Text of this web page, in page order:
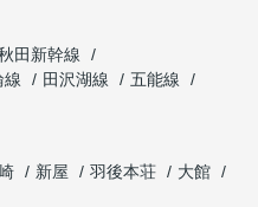
田新幹線
線 田沢湖線
五能線
新屋 羽後本荘
大館